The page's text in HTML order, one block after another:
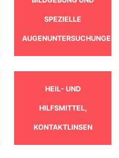
SPEZIELLE
AUGENUNTERSUCHUNGEN
HEIL- UND
HILFSMITTEL,
KONTAKTLINSEN